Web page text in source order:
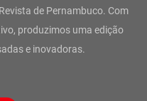
de Pernambuco. Com
produzimos uma edição
e inovadoras.